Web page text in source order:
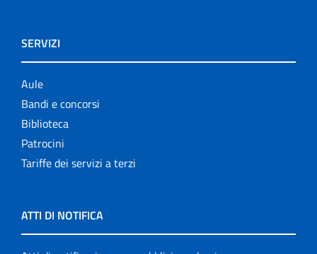
SERVIZI
Aule
Bandi e concorsi
Biblioteca
Patrocini
Tariffe dei servizi a terzi
ATTI DI NOTIFICA